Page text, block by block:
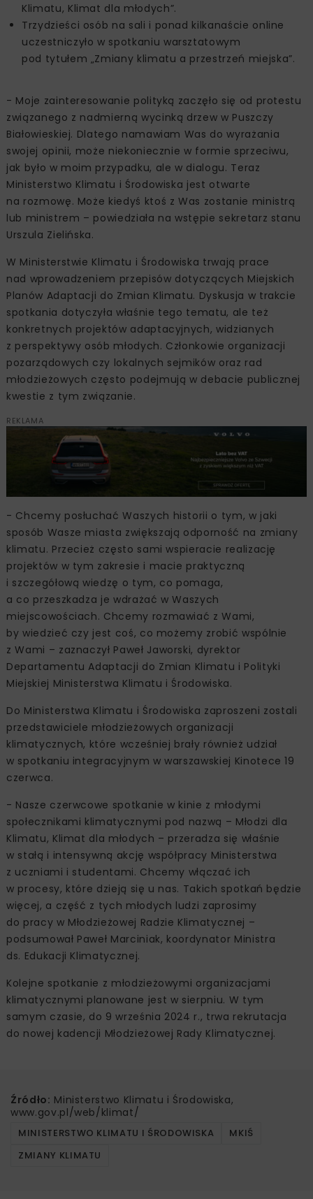
Klimatu, Klimat dla młodych”.
Trzydzieści osób na sali i ponad kilkanaście online
uczestniczyło w spotkaniu warsztatowym
pod tytułem „Zmiany klimatu a przestrzeń miejska”.
- Moje zainteresowanie polityką zaczęło się od protestu
związanego z nadmierną wycinką drzew w Puszczy
Białowieskiej. Dlatego namawiam Was do wyrażania
swojej opinii, może niekoniecznie w formie sprzeciwu,
jak było w moim przypadku, ale w dialogu. Teraz
Ministerstwo Klimatu i Środowiska jest otwarte
na rozmowę. Może kiedyś ktoś z Was zostanie ministrą
lub ministrem – powiedziała na wstępie sekretarz stanu
Urszula Zielińska.
W Ministerstwie Klimatu i Środowiska trwają prace
nad wprowadzeniem przepisów dotyczących Miejskich
Planów Adaptacji do Zmian Klimatu. Dyskusja w trakcie
spotkania dotyczyła właśnie tego tematu, ale też
konkretnych projektów adaptacyjnych, widzianych
z perspektywy osób młodych. Członkowie organizacji
pozarządowych czy lokalnych sejmików oraz rad
młodzieżowych często podejmują w debacie publicznej
kwestie z tym związanie.
REKLAMA
- Chcemy posłuchać Waszych historii o tym, w jaki
sposób Wasze miasta zwiększają odporność na zmiany
klimatu. Przecież często sami wspieracie realizację
projektów w tym zakresie i macie praktyczną
i szczegółową wiedzę o tym, co pomaga,
a co przeszkadza je wdrażać w Waszych
miejscowościach. Chcemy rozmawiać z Wami,
by wiedzieć czy jest coś, co możemy zrobić wspólnie
z Wami – zaznaczył Paweł Jaworski, dyrektor
Departamentu Adaptacji do Zmian Klimatu i Polityki
Miejskiej Ministerstwa Klimatu i Środowiska.
Do Ministerstwa Klimatu i Środowiska zaproszeni zostali
przedstawiciele młodzieżowych organizacji
klimatycznych, które wcześniej brały również udział
w spotkaniu integracyjnym w warszawskiej Kinotece 19
czerwca.
- Nasze czerwcowe spotkanie w kinie z młodymi
społecznikami klimatycznymi pod nazwą – Młodzi dla
Klimatu, Klimat dla młodych – przeradza się właśnie
w stałą i intensywną akcję współpracy Ministerstwa
z uczniami i studentami. Chcemy włączać ich
w procesy, które dzieją się u nas. Takich spotkań będzie
więcej, a część z tych młodych ludzi zaprosimy
do pracy w Młodzieżowej Radzie Klimatycznej –
podsumował Paweł Marciniak, koordynator Ministra
ds. Edukacji Klimatycznej.
Kolejne spotkanie z młodzieżowymi organizacjami
klimatycznymi planowane jest w sierpniu. W tym
samym czasie, do 9 września 2024 r., trwa rekrutacja
do nowej kadencji Młodzieżowej Rady Klimatycznej.
Źródło: Ministerstwo Klimatu i Środowiska,
www.gov.pl/web/klimat/
MINISTERSTWO KLIMATU I ŚRODOWISKA
MKIŚ
ZMIANY KLIMATU